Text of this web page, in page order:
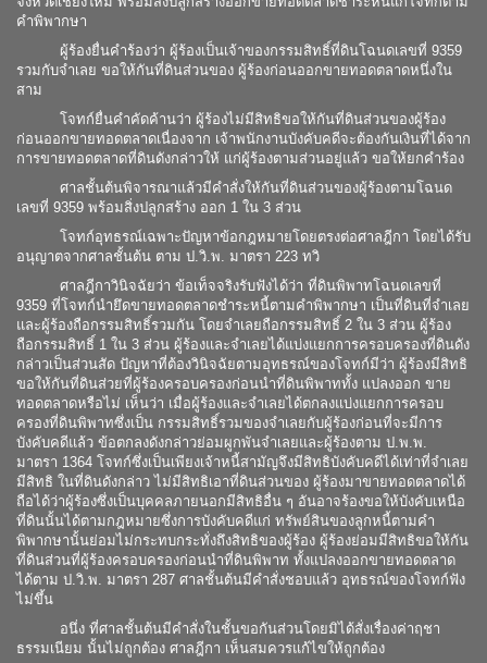
คำพิพากษา
ผู้ร้องยื่นคำร้องว่า ผู้ร้องเป็นเจ้าของกรรมสิทธิ์ที่ดินโฉนดเลขที่ 9359
รวมกับจำเลย ขอให้กันที่ดินส่วนของ ผู้ร้องก่อนออกขายทอดตลาดหนึ่งใน
สาม
โจทก์ยื่นคำคัดค้านว่า ผู้ร้องไม่มีสิทธิขอให้กันที่ดินส่วนของผู้ร้อง
ก่อนออกขายทอดตลาดเนื่องจาก เจ้าพนักงานบังคับคดีจะต้องกันเงินที่ได้จาก
การขายทอดตลาดที่ดินดังกล่าวให้ แก่ผู้ร้องตามส่วนอยู่แล้ว ขอให้ยกคำร้อง
ศาลชั้นต้นพิจารณาแล้วมีคำสั่งให้กันที่ดินส่วนของผู้ร้องตามโฉนด
เลขที่ 9359 พร้อมสิ่งปลูกสร้าง ออก 1 ใน 3 ส่วน
โจทก์อุทธรณ์เฉพาะปัญหาข้อกฎหมายโดยตรงต่อศาลฎีกา โดยได้รับ
อนุญาตจากศาลชั้นต้น ตาม ป.วิ.พ. มาตรา 223 ทวิ
ศาลฎีกาวินิจฉัยว่า ข้อเท็จจริงรับฟังได้ว่า ที่ดินพิพาทโฉนดเลขที่
9359 ที่โจทก์นำยึดขายทอดตลาดชำระหนี้ตามคำพิพากษา เป็นที่ดินที่จำเลย
และผู้ร้องถือกรรมสิทธิ์รวมกัน โดยจำเลยถือกรรมสิทธิ์ 2 ใน 3 ส่วน ผู้ร้อง
ถือกรรมสิทธิ์ 1 ใน 3 ส่วน ผู้ร้องและจำเลยได้แบ่งแยกการครอบครองที่ดินดัง
กล่าวเป็นส่วนสัด ปัญหาที่ต้องวินิจฉัยตามอุทธรณ์ของโจทก์มีว่า ผู้ร้องมีสิทธิ
ขอให้กันที่ดินส่วยที่ผู้ร้องครอบครองก่อนนำที่ดินพิพาททั้ง แปลงออก ขาย
ทอดตลาดหรือไม่ เห็นว่า เมื่อผู้ร้องและจำเลยได้ตกลงแบ่งแยกการครอบ
ครองที่ดินพิพาทซึ่งเป็น กรรมสิทธิ์รวมของจำเลยกับผู้ร้องก่อนที่จะมีการ
บังคับคดีแล้ว ข้อตกลงดังกล่าวย่อมผูกพันจำเลยและผู้ร้องตาม ป.พ.พ.
มาตรา 1364 โจทก์ซึ่งเป็นเพียงเจ้าหนี้สามัญจึงมีสิทธิบังคับคดีได้เท่าที่จำเลย
มีสิทธิ ในที่ดินดังกล่าว ไม่มีสิทธิเอาที่ดินส่วนของ ผู้ร้องมาขายทอดตลาดได้
ถือได้ว่าผู้ร้องซึ่งเป็นบุคคลภายนอกมีสิทธิอื่น ๆ อันอาจร้องขอให้บังคับเหนือ
ที่ดินนั้นได้ตามกฎหมายซึ่งการบังคับคดีแก่ ทรัพย์สินของลูกหนี้ตามคำ
พิพากษานั้นย่อมไม่กระทบกระทั่งถึงสิทธิของผู้ร้อง ผู้ร้องย่อมมีสิทธิขอให้กัน
ที่ดินส่วนที่ผู้ร้องครอบครองก่อนนำที่ดินพิพาท ทั้งแปลงออกขายทอดตลาด
ได้ตาม ป.วิ.พ. มาตรา 287 ศาลชั้นต้นมีคำสั่งชอบแล้ว อุทธรณ์ของโจทก์ฟัง
ไม่ขึ้น
อนึ่ง ที่ศาลชั้นต้นมีคำสั่งในชั้นขอกันส่วนโดยมิได้สั่งเรื่องค่าฤชา
ธรรมเนียม นั้นไม่ถูกต้อง ศาลฎีกา เห็นสมควรแก้ไขให้ถูกต้อง